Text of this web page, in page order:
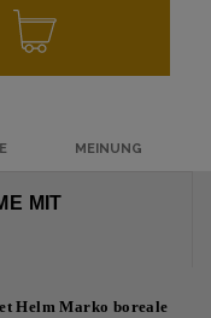
MEINUNG
MIT
Helm Marko boreale